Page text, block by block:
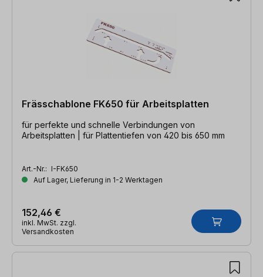
Frässchablone FK650 für Arbeitsplatten
für perfekte und schnelle Verbindungen von
Arbeitsplatten | für Plattentiefen von 420 bis 650 mm
Art.-Nr.: I-FK650
Auf Lager, Lieferung in 1-2 Werktagen
152,46 €
inkl. MwSt. zzgl.
Versandkosten